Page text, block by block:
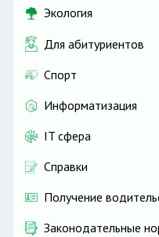
Экология
Для абитуриентов
Спорт
Информатизация
IT сфера
Справки
Получение
Законодательные